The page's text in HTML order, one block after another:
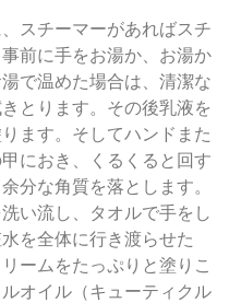
スチーマーがあればスチ
前に手をお湯か、お湯か
で温めた場合は、清潔な
とります。その後乳液を
ます。そしてハンドまた
におき、くるくると回す
分な角質を落とします。
い流し、タオルで手をし
を全体に行き渡らせた
ームをたっぷりと塗りこ
オイル（キューティクル